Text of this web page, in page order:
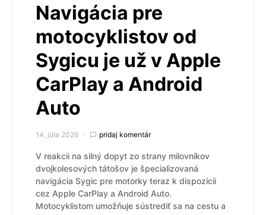
Navigácia pre
motocyklistov od
Sygicu je už v Apple
CarPlay a Android
Auto
14. júla 2026 pridaj komentár
V reakcii na silný dopyt zo strany milovníkov
dvojkolesových tátošov je špecializovaná
navigácia Sygic pre motorky teraz k dispozícii
cez Apple CarPlay a Android Auto.
Motocyklistom umožňuje sústrediť sa na cestu a